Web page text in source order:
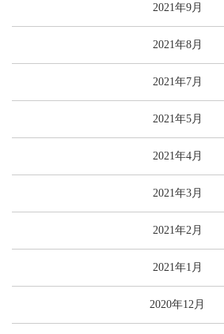
2021年9月
2021年8月
2021年7月
2021年5月
2021年4月
2021年3月
2021年2月
2021年1月
2020年12月